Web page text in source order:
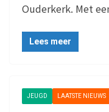
Ouderkerk. Met
Lees meer
JEUGD LAATSTE NIEUWS